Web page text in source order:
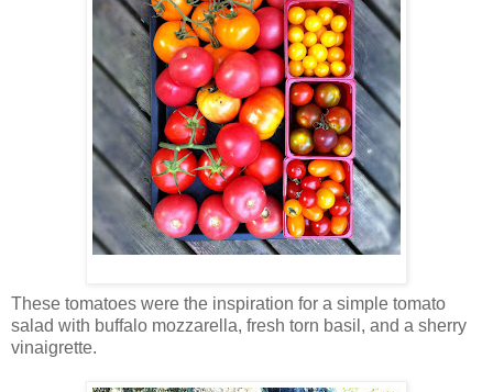
These tomatoes were the inspiration for a simple tomato
salad with buffalo mozzarella, fresh torn basil, and a sherry
vinaigrette.